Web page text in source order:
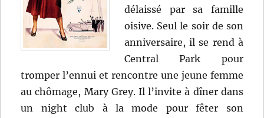
délaissé par sa famille
oisive. Seul le soir de son
anniversaire, il se rend à
Central Park pour
tromper l’ennui et rencontre une jeune femme
au chômage, Mary Grey. Il l’invite à dîner dans
un night club à la mode pour fêter son